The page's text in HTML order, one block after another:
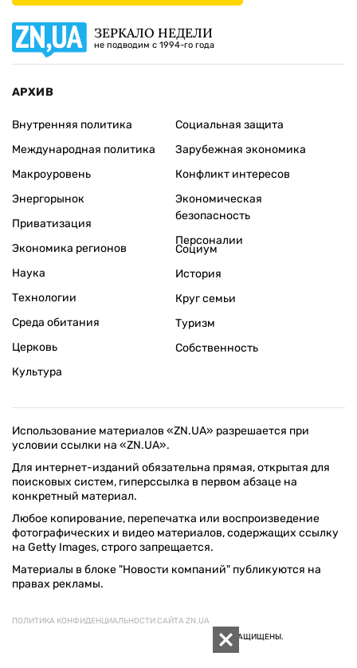
ЗЕРКАЛО НЕДЕЛИ
не подводим с 1994-го года
АРХИВ
Внутренняя политика
Международная политика
Макроуровень
Энергорынок
Приватизация
Экономика регионов
Социальная защита
Зарубежная экономика
Конфликт интересов
Экономическая
безопасность
Персоналии
Наука
Технологии
Среда обитания
Церковь
Культура
Социум
История
Круг семьи
Туризм
Собственность
Использование материалов «ZN.UA» разрешается при
условии ссылки на «ZN.UA».
Для интернет-изданий обязательна прямая, открытая для
поисковых систем, гиперссылка в первом абзаце на
конкретный материал.
Любое копирование, перепечатка или воспроизведение
фотографических и видео материалов, содержащих ссылку
на Getty Images, строго запрещается.
Материалы в блоке "Новости компаний" публикуются на
правах рекламы.
ПОЛИТИКА КОНФИДЕНЦИАЛЬНОСТИ САЙТА ZN.UA
© 1994–2026 «ЗЕРКАЛО НЕДЕЛИ. УКРАИНА». ВСЕ ПРАВА ЗАЩИЩЕНЫ.